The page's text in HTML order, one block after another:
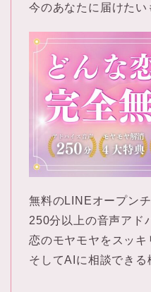
今のあなたに届けたい
無料のLINEオープンチ
250分以上の音声アド
恋のモヤモヤをスッキ
そしてAIに相談できる